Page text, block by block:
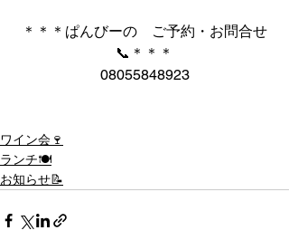
＊＊＊ぱんびーの　ご予約・お問合せ
📞＊＊＊
08055848923
ワイン会🍷
ランチ🍽
お知らせ📝